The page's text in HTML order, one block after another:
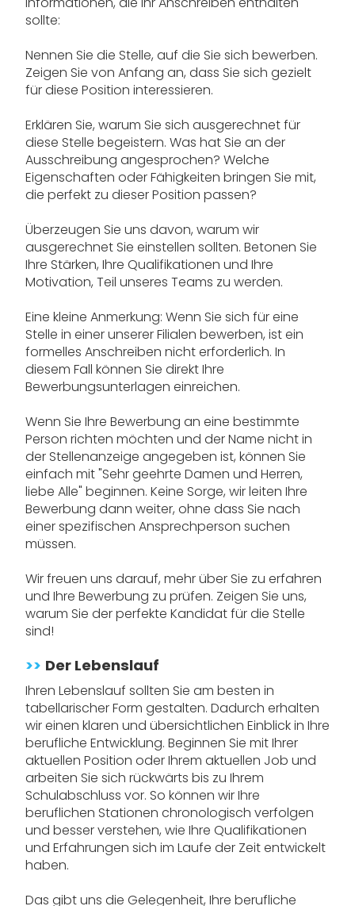
sollte:
Nennen Sie die Stelle, auf die Sie sich bewerben.
Zeigen Sie von Anfang an, dass Sie sich gezielt
für diese Position interessieren.
Erklären Sie, warum Sie sich ausgerechnet für
diese Stelle begeistern. Was hat Sie an der
Ausschreibung angesprochen? Welche
Eigenschaften oder Fähigkeiten bringen Sie mit,
die perfekt zu dieser Position passen?
Überzeugen Sie uns davon, warum wir
ausgerechnet Sie einstellen sollten. Betonen Sie
Ihre Stärken, Ihre Qualifikationen und Ihre
Motivation, Teil unseres Teams zu werden.
Eine kleine Anmerkung: Wenn Sie sich für eine
Stelle in einer unserer Filialen bewerben, ist ein
formelles Anschreiben nicht erforderlich. In
diesem Fall können Sie direkt Ihre
Bewerbungsunterlagen einreichen.
Wenn Sie Ihre Bewerbung an eine bestimmte
Person richten möchten und der Name nicht in
der Stellenanzeige angegeben ist, können Sie
einfach mit "Sehr geehrte Damen und Herren,
liebe Alle" beginnen. Keine Sorge, wir leiten Ihre
Bewerbung dann weiter, ohne dass Sie nach
einer spezifischen Ansprechperson suchen
müssen.
Wir freuen uns darauf, mehr über Sie zu erfahren
und Ihre Bewerbung zu prüfen. Zeigen Sie uns,
warum Sie der perfekte Kandidat für die Stelle
sind!
>> Der Lebenslauf
Ihren Lebenslauf sollten Sie am besten in
tabellarischer Form gestalten. Dadurch erhalten
wir einen klaren und übersichtlichen Einblick in Ihre
berufliche Entwicklung. Beginnen Sie mit Ihrer
aktuellen Position oder Ihrem aktuellen Job und
arbeiten Sie sich rückwärts bis zu Ihrem
Schulabschluss vor. So können wir Ihre
beruflichen Stationen chronologisch verfolgen
und besser verstehen, wie Ihre Qualifikationen
und Erfahrungen sich im Laufe der Zeit entwickelt
haben.
Das gibt uns die Gelegenheit, Ihre berufliche